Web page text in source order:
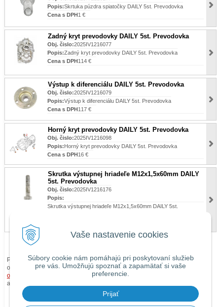
Vaše nastavenie cookies
Súbory cookie nám pomáhajú pri poskytovaní služieb
pre vás. Umožňujú spoznať a zapamätať si vaše
preferencie.
Prijať
Popis:Skrtuka púzdra spiatočky DAILY 5st. Prevodovka
Cena s DPH1 €
Zadný kryt prevodovky DAILY 5st. Prevodovka
Obj. čislo:2025IV1216077
Popis:Zadný kryt prevodovky DAILY 5st. Prevodovka
Cena s DPH 114 €
Výstup k diferenciálu DAILY 5st. Prevodovka
Obj. čislo:2025IV1216079
Popis:Výstup k diferenciálu DAILY 5st. Prevodovka
Cena s DPH 117 €
Horný kryt prevodovky DAILY 5st. Prevodovka
Obj. čislo:2025IV1216098
Popis:Horný kryt prevodovky DAILY 5st. Prevodovka
Cena s DPH16 €
Skrutka výstupnej hriadeľe M12x1,5x60mm DAILY
5st. Prevodovka
Obj. čislo:2025IV1216176
Popis:
Skrutka výstupnej hriadeľe M12x1,5x60mm DAILY 5st.
Pri zaslaní tovaru mimo územia Slovenskej republiky budú ku každej
objednávke prirátanénáklady na dopravu mimo územia SR podľa
obchodných podmienok
. O cene Vás budeme vopred informovať telefonicky
alebo e-mailom.